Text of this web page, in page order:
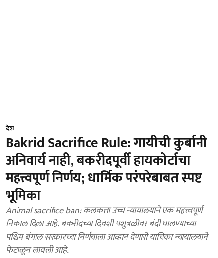
देश
Bakrid Sacrifice Rule: गायीची कुर्बानी
अनिवार्य नाही, बकरीदपूर्वी हायकोर्टाचा
महत्त्वपूर्ण निर्णय; धार्मिक परंपरेबाबत स्पष्ट
भूमिका
Animal sacrifice ban: कलकत्ता उच्च न्यायालयाने एक महत्त्वपूर्ण
निकाल दिला आहे. बकरीदच्या दिवशी पशुबळीवर बंदी घालण्याच्या
पश्चिम बंगाल सरकारच्या निर्णयाला आव्हान देणारी याचिका न्यायालयाने
फेटाळून लावली आहे.